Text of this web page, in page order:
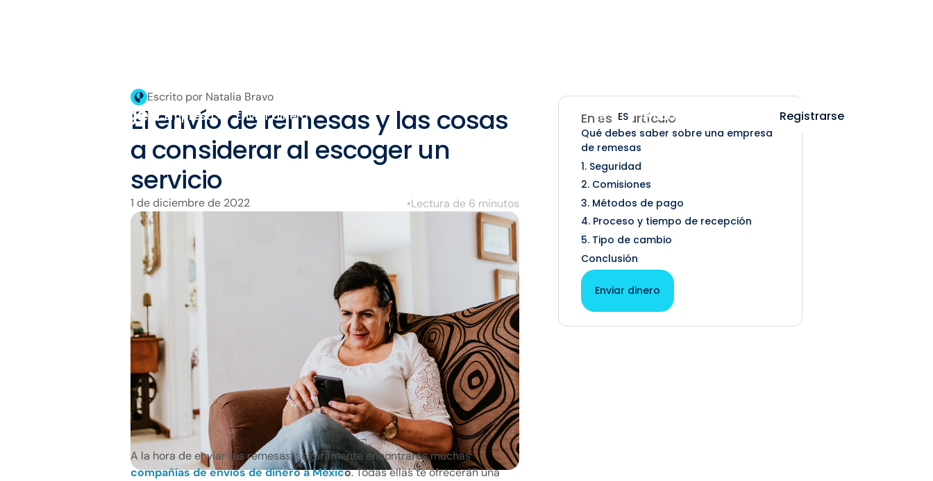
Empresa Enviar dinero EN ES Ayuda Registrarse
Escrito por Natalia Bravo
El envío de remesas y las cosas
a considerar al escoger un
servicio
1 de diciembre de 2022 •Lectura de 6 minutos
A la hora de enviar tus remesas, seguramente encontrarás muchas
compañías de envíos de dinero a México. Todas ellas te ofrecerán una
En este artículo
Qué debes saber sobre una empresa
de remesas
1. Seguridad
2. Comisiones
3. Métodos de pago
4. Proceso y tiempo de recepción
5. Tipo de cambio
Conclusión
Enviar dinero